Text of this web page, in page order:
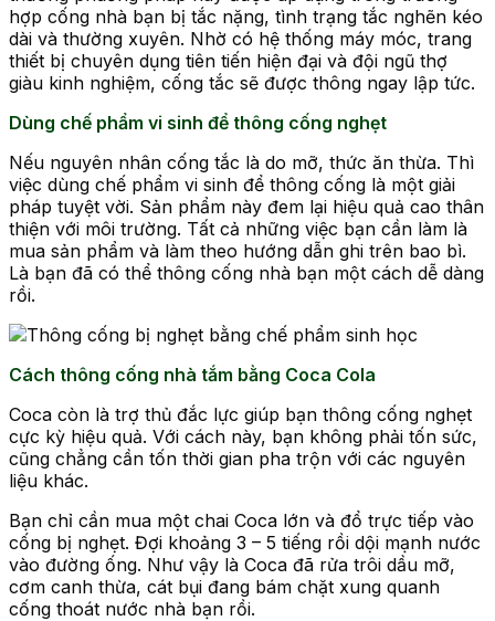
hợp cống nhà bạn bị tắc nặng, tình trạng tắc nghẽn kéo
dài và thường xuyên. Nhờ có hệ thống máy móc, trang
thiết bị chuyên dụng tiên tiến hiện đại và đội ngũ thợ
giàu kinh nghiệm, cống tắc sẽ được thông ngay lập tức.
Dùng chế phẩm vi sinh để thông cống nghẹt
Nếu nguyên nhân cống tắc là do mỡ, thức ăn thừa. Thì
việc dùng chế phẩm vi sinh để thông cống là một giải
pháp tuyệt vời. Sản phẩm này đem lại hiệu quả cao thân
thiện với môi trường. Tất cả những việc bạn cần làm là
mua sản phẩm và làm theo hướng dẫn ghi trên bao bì.
Là bạn đã có thể thông cống nhà bạn một cách dễ dàng
rồi.
Cách thông cống nhà tắm bằng Coca Cola
Coca còn là trợ thủ đắc lực giúp bạn thông cống nghẹt
cực kỳ hiệu quả. Với cách này, bạn không phải tốn sức,
cũng chẳng cần tốn thời gian pha trộn với các nguyên
liệu khác.
Bạn chỉ cần mua một chai Coca lớn và đổ trực tiếp vào
cống bị nghẹt. Đợi khoảng 3 – 5 tiếng rồi dội mạnh nước
vào đường ống. Như vậy là Coca đã rửa trôi dầu mỡ,
cơm canh thừa, cát bụi đang bám chặt xung quanh
cống thoát nước nhà bạn rồi.